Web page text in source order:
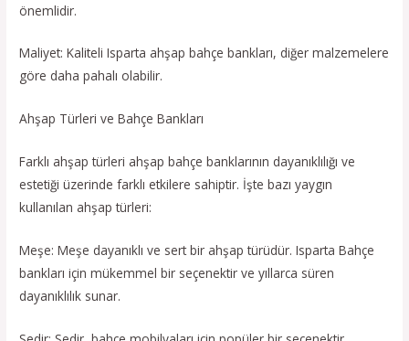
önemlidir.
Maliyet: Kaliteli Isparta ahşap bahçe bankları, diğer malzemelere
göre daha pahalı olabilir.
Ahşap Türleri ve Bahçe Bankları
Farklı ahşap türleri ahşap bahçe banklarının dayanıklılığı ve
estetiği üzerinde farklı etkilere sahiptir. İşte bazı yaygın
kullanılan ahşap türleri:
Meşe: Meşe dayanıklı ve sert bir ahşap türüdür. Isparta Bahçe
bankları için mükemmel bir seçenektir ve yıllarca süren
dayanıklılık sunar.